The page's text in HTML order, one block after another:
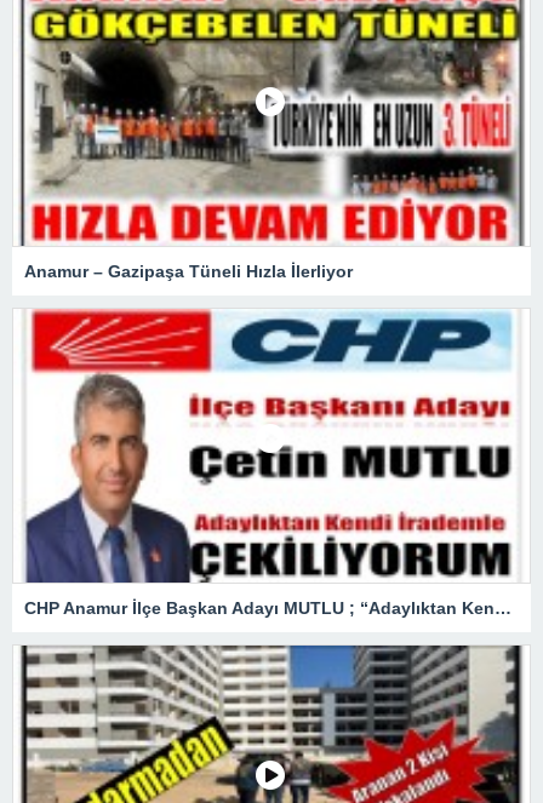
Anamur – Gazipaşa Tüneli Hızla İlerliyor
CHP Anamur İlçe Başkan Adayı MUTLU ; “Adaylıktan Kendi İradem ile Çekiliyorum”